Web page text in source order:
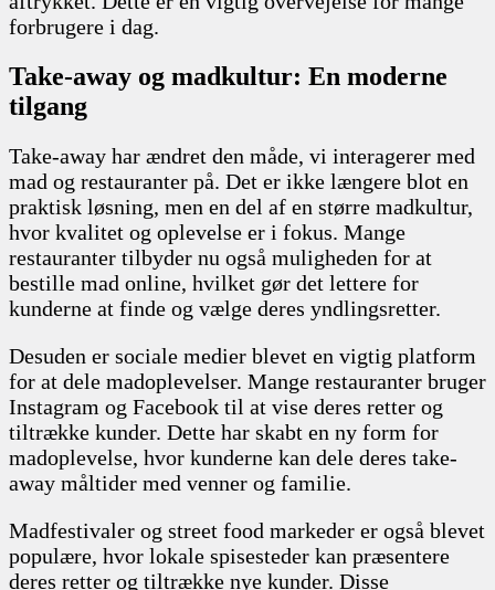
forbrugere i dag.
Take-away og madkultur: En moderne
tilgang
Take-away har ændret den måde, vi interagerer med
mad og restauranter på. Det er ikke længere blot en
praktisk løsning, men en del af en større madkultur,
hvor kvalitet og oplevelse er i fokus. Mange
restauranter tilbyder nu også muligheden for at
bestille mad online, hvilket gør det lettere for
kunderne at finde og vælge deres yndlingsretter.
Desuden er sociale medier blevet en vigtig platform
for at dele madoplevelser. Mange restauranter bruger
Instagram og Facebook til at vise deres retter og
tiltrække kunder. Dette har skabt en ny form for
madoplevelse, hvor kunderne kan dele deres take-
away måltider med venner og familie.
Madfestivaler og street food markeder er også blevet
populære, hvor lokale spisesteder kan præsentere
deres retter og tiltrække nye kunder. Disse